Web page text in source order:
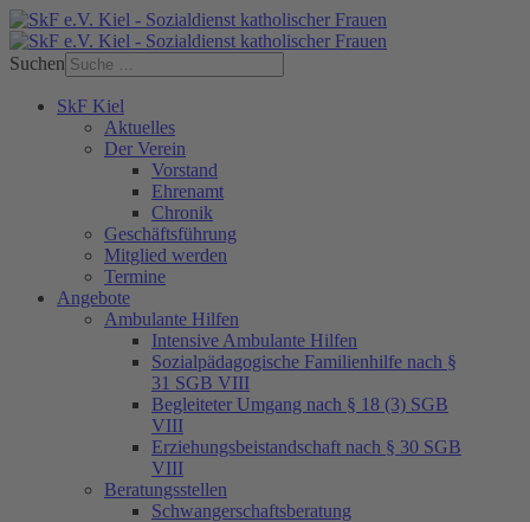
Suchen
SkF Kiel
Aktuelles
Der Verein
Vorstand
Ehrenamt
Chronik
Geschäftsführung
Mitglied werden
Termine
Angebote
Ambulante Hilfen
Intensive Ambulante Hilfen
Sozialpädagogische Familienhilfe nach §
31 SGB VIII
Begleiteter Umgang nach § 18 (3) SGB
VIII
Erziehungsbeistandschaft nach § 30 SGB
VIII
Beratungsstellen
Schwangerschaftsberatung